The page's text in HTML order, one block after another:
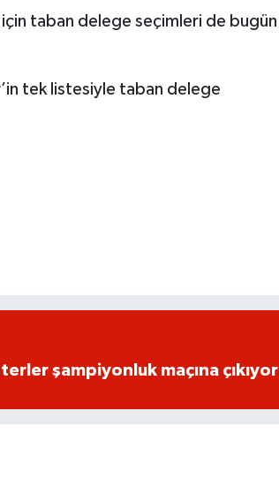
taban delege seçimleri de bugün
tek listesiyle taban delege
şampiyonluk maçına çıkıyor